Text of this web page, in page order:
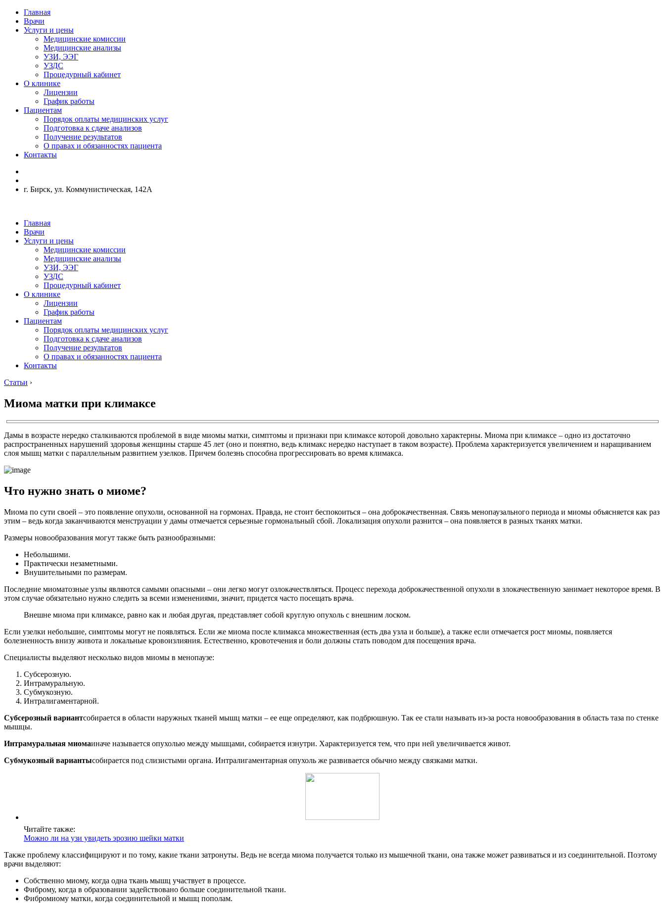
Главная
Врачи
Услуги и цены
Медицинские комиссии
Медицинские анализы
УЗИ, ЭЭГ
УЗДС
Процедурный кабинет
О клинике
Лицензии
График работы
Пациентам
Порядок оплаты медицинских услуг
Подготовка к сдаче анализов
Получение результатов
О правах и обязанностях пациента
Контакты
г. Бирск, ул. Коммунистическая, 142А
Главная
Врачи
Услуги и цены
Медицинские комиссии
Медицинские анализы
УЗИ, ЭЭГ
УЗДС
Процедурный кабинет
О клинике
Лицензии
График работы
Пациентам
Порядок оплаты медицинских услуг
Подготовка к сдаче анализов
Получение результатов
О правах и обязанностях пациента
Контакты
Статьи ›
Миома матки при климаксе
Дамы в возрасте нередко сталкиваются проблемой в виде миомы матки, симптомы и признаки при климаксе которой довольно характерны. Миома при климаксе – одно из достаточно
распространенных нарушений здоровья женщины старше 45 лет (оно и понятно, ведь климакс нередко наступает в таком возрасте). Проблема характеризуется увеличением и наращиванием
слоя мышц матки с параллельным развитием узелков. Причем болезнь способна прогрессировать во время климакса.
Что нужно знать о миоме?
Миома по сути своей – это появление опухоли, основанной на гормонах. Правда, не стоит беспокоиться – она доброкачественная. Связь менопаузального периода и миомы объясняется как раз
этим – ведь когда заканчиваются менструации у дамы отмечается серьезные гормональный сбой. Локализация опухоли разнится – она появляется в разных тканях матки.
Размеры новообразования могут также быть разнообразными:
Небольшими.
Практически незаметными.
Внушительными по размерам.
Последние миоматозные узлы являются самыми опасными – они легко могут озлокачествляться. Процесс перехода доброкачественной опухоли в злокачественную занимает некоторое время. В
этом случае обязательно нужно следить за всеми изменениями, значит, придется часто посещать врача.
Внешне миома при климаксе, равно как и любая другая, представляет собой круглую опухоль с внешним лоском.
Если узелки небольшие, симптомы могут не появляться. Если же миома после климакса множественная (есть два узла и больше), а также если отмечается рост миомы, появляется
болезненность внизу живота и локальные кровоизлияния. Естественно, кровотечения и боли должны стать поводом для посещения врача.
Специалисты выделяют несколько видов миомы в менопаузе:
Субсерозную.
Интрамуральную.
Субмукозную.
Интралигаментарной.
Субсерозный вариантсобирается в области наружных тканей мышц матки – ее еще определяют, как подбрюшную. Так ее стали называть из-за роста новообразования в область таза по стенке
мышцы.
Интрамуральная миомаиначе называется опухолью между мышцами, собирается изнутри. Характеризуется тем, что при ней увеличивается живот.
Субмукозный вариантысобирается под слизистыми органа. Интралигаментарная опухоль же развивается обычно между связками матки.
Читайте также:
Можно ли на узи увидеть эрозию шейки матки
Также проблему классифицируют и по тому, какие ткани затронуты. Ведь не всегда миома получается только из мышечной ткани, она также может развиваться и из соединительной. Поэтому
врачи выделяют:
Собственно миому, когда одна ткань мышц участвует в процессе.
Фиброму, когда в образовании задействовано больше соединительной ткани.
Фибромиому матки, когда соединительной и мышц пополам.